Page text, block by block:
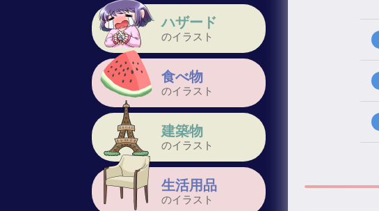
ハザード
のイラスト
食べ物
のイラスト
建築物
のイラスト
生活用品
のイラスト